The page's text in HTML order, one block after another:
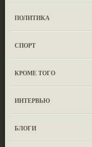
ПОЛИТИКА
СПОРТ
КРОМЕ ТОГО
ИНТЕРВЬЮ
БЛОГИ